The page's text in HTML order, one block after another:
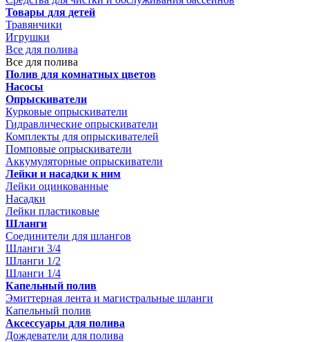
Товары для детей
Травянчики
Игрушки
Все для полива
Все для полива
Полив для комнатных цветов
Насосы
Опрыскиватели
Курковые опрыскиватели
Гидравлические опрыскиватели
Комплекты для опрыскивателей
Помповые опрыскиватели
Аккумуляторные опрыскиватели
Лейки и насадки к ним
Лейки оцинкованные
Насадки
Лейки пластиковые
Шланги
Соединители для шлангов
Шланги 3/4
Шланги 1/2
Шланги 1/4
Капельный полив
Эмиттерная лента и магистральные шланги
Капельный полив
Аксессуары для полива
Дождеватели для полива